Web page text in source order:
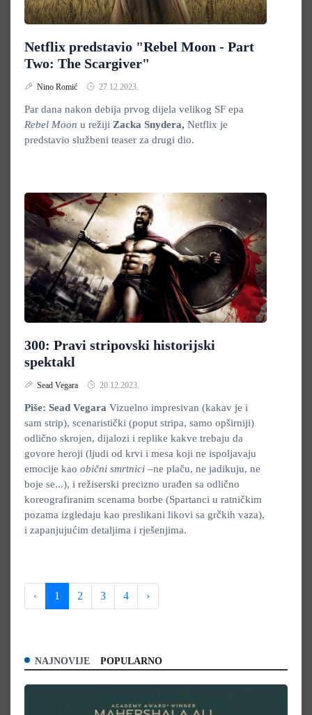
Netflix predstavio "Rebel Moon - Part
Two: The Scargiver"
Nino Romić 27.12.2023.
Par dana nakon debija prvog dijela velikog SF epa
Rebel Moon u režiji Zacka Snydera, Netflix je
predstavio službeni teaser za drugi dio.
300: Pravi stripovski historijski
spektakl
Sead Vegara 20.12.2023.
Piše: Sead Vegara Vizuelno impresivan (kakav je i
sam strip), scenaristički (poput stripa, samo opširniji)
odlično skrojen, dijalozi i replike kakve trebaju da
govore heroji (ljudi od krvi i mesa koji ne ispoljavaju
emocije kao obični smrtnici –ne plaču, ne jadikuju, ne
boje se...), i režiserski precizno urađen sa odlično
koreografiranim scenama borbe (Spartanci u ratničkim
pozama izgledaju kao preslikani likovi sa grčkih vaza),
i zapanjujućim detaljima i rješenjima.
‹ 1 2 3 4 ›
NAJNOVIJE POPULARNO